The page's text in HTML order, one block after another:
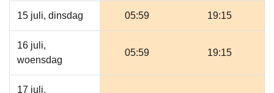
15 juli, dinsdag 05:59 19:15
16 juli,
woensdag
05:59 19:15
17 juli,